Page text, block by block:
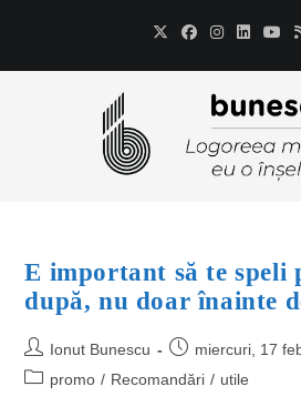
E important să te speli
după, nu doar înainte
Ionut Bunescu
miercuri, 17
promo / Recomandări / utile